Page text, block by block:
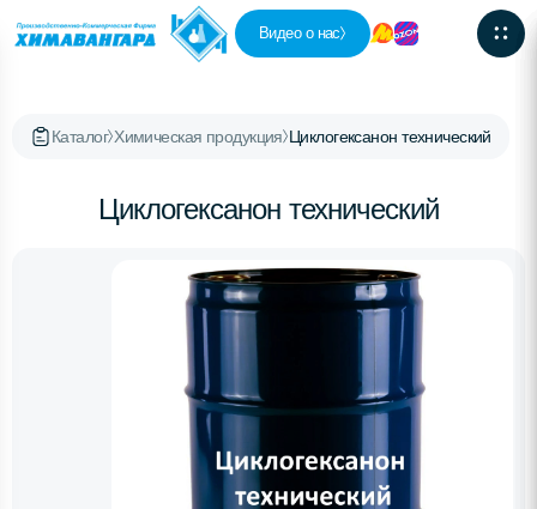
Видео о нас
Каталог Химическая продукция Циклогексанон технический
Циклогексанон технический